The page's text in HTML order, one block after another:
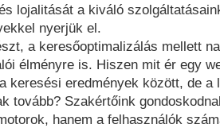
lojalitását a kiváló
nyerjük el.
a keresőoptimalizálás mellett
élményre is. Hiszen mit ér egy
keresési eredmények között, de a
tovább? Szakértőink
hanem a felhasználók